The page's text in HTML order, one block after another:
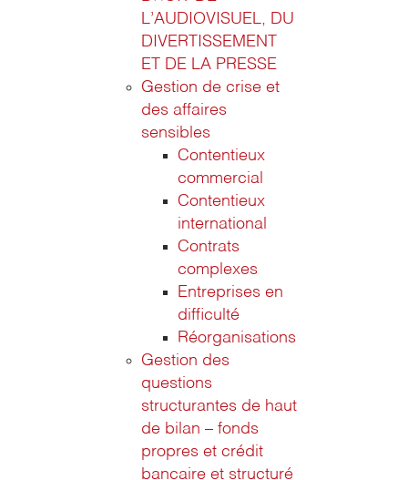
L’AUDIOVISUEL, DU
DIVERTISSEMENT
ET DE LA PRESSE
Gestion de crise et
des affaires
sensibles
Contentieux
commercial
Contentieux
international
Contrats
complexes
Entreprises en
difficulté
Réorganisations
Gestion des
questions
structurantes de haut
de bilan – fonds
propres et crédit
bancaire et structuré